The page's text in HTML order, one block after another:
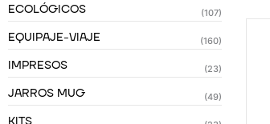
ECOLÓGICOS (107)
EQUIPAJE-VIAJE (160)
IMPRESOS (23)
JARROS MUG (49)